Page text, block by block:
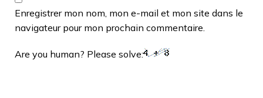
Enregistrer mon nom, mon e-mail et mon site dans le
navigateur pour mon prochain commentaire.
Are you human? Please solve: